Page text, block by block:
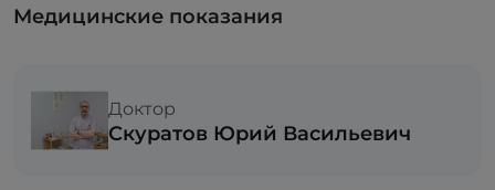
Медицинские показания
Доктор
Скуратов Юрий Васильевич